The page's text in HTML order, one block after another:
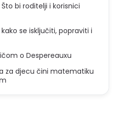
bi roditelji i korisnici
se isključiti, popraviti i
o Despereauxu
za djecu čini matematiku